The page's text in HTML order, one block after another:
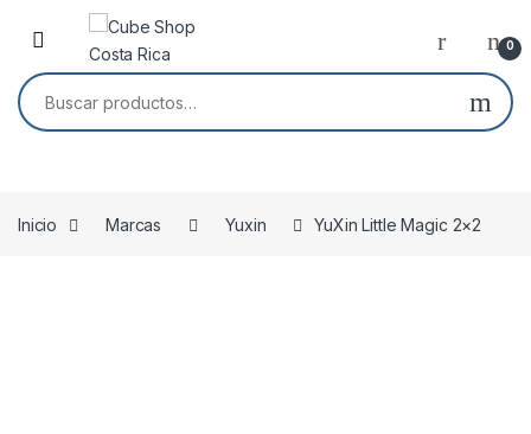
Skip to navigation
Skip to content
0
Buscar por:
Inicio Marcas Yuxin YuXin Little Magic 2×2